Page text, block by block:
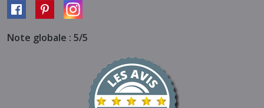
Note globale : 5/5